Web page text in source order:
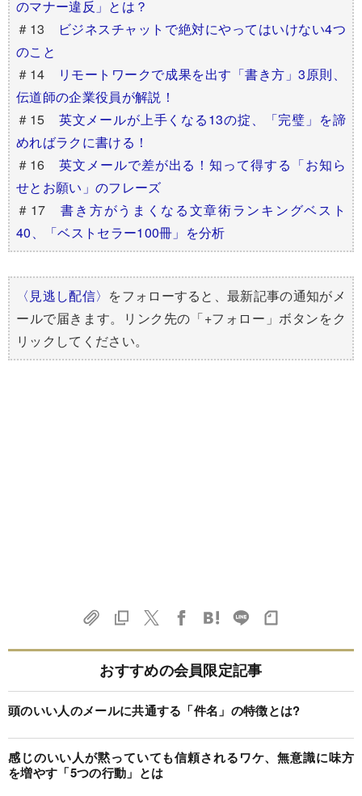
のマナー違反」とは？
＃13
ビジネスチャットで絶対にやってはいけない4つ
のこと
＃14
リモートワークで成果を出す「書き方」3原則、
伝道師の企業役員が解説！
＃15 英文メールが上手くなる13の掟、「完璧」を諦
めればラクに書ける！
＃16英文メールで差が出る！知って得する「お知ら
せとお願い」のフレーズ
＃17書き方がうまくなる文章術ランキングベスト
40、「ベストセラー100冊」を分析
〈見逃し配信〉 をフォローすると、最新記事の通知がメ
ールで届きます。リンク先の「+フォロー」ボタンをク
リックしてください。
おすすめの会員限定記事
頭のいい人のメールに共通する「件名」の特徴とは?
感じのいい人が黙っていても信頼されるワケ、無意識に味方
を増やす「5つの行動」とは